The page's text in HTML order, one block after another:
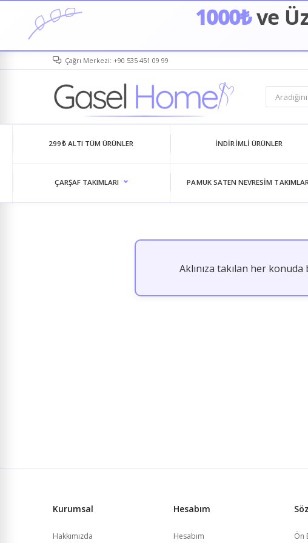
1000₺ve
Çağrı Merkezi: +90 535 451 09 99
299₺ ALTI TÜM ÜRÜNLER İNDIRIMLI ÜRÜNLER
ÇARŞAF TAKIMLARI PAMUK SATEN NEVRESIM
Aklınıza takılan her konuda
Kurumsal
Hakkımızda
Hesabım
Hesabım Ön